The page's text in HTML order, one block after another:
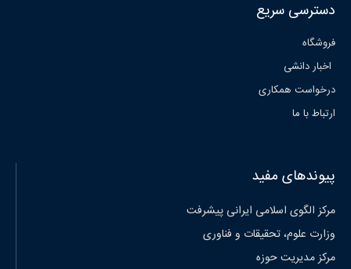
دسترسی سریع
فروشگاه
اخبار دانشی
درخواست همکاری
ارتباط با ما
پیوندهای مفید
مرکز الگوی اسلامی ایرانی پیشرفت
وزارت علوم، تحقیقات و فناوری
مرکز مدیریت حوزه